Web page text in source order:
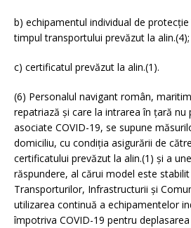
b) echipamentul individual de
timpul transportului prevăzut la alin.(4);
c) certificatul prevăzut la alin.(1).
(6) Personalul navigant român,
repatriază și care la intrarea în țară
asociate COVID-19, se supune
domiciliu, cu condiția asigurării de
certificatului prevăzut la alin.(1) și a
răspundere, al cărui model este
Transporturilor, Infrastructurii și
utilizarea continuă a echipamentelor
împotriva COVID-19 pentru